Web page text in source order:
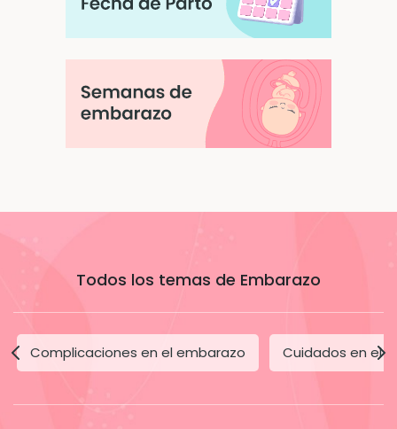
Todos los temas de Embarazo
Complicaciones en el embarazo Cuidados en el